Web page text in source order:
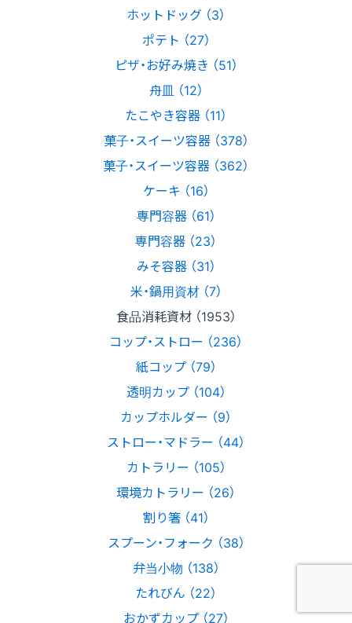
ホットドッグ （3）
ポテト （27）
ピザ・お好み焼き （51）
舟皿 （12）
たこやき容器 （11）
菓子・スイーツ容器 （378）
菓子・スイーツ容器 （362）
ケーキ （16）
専門容器 （61）
専門容器 （23）
みそ容器 （31）
米・鍋用資材 （7）
食品消耗資材 （1953）
コップ・ストロー （236）
紙コップ （79）
透明カップ （104）
カップホルダー （9）
ストロー・マドラー （44）
カトラリー （105）
環境カトラリー （26）
割り箸 （41）
スプーン・フォーク （38）
弁当小物 （138）
たれびん （22）
おかずカップ （27）